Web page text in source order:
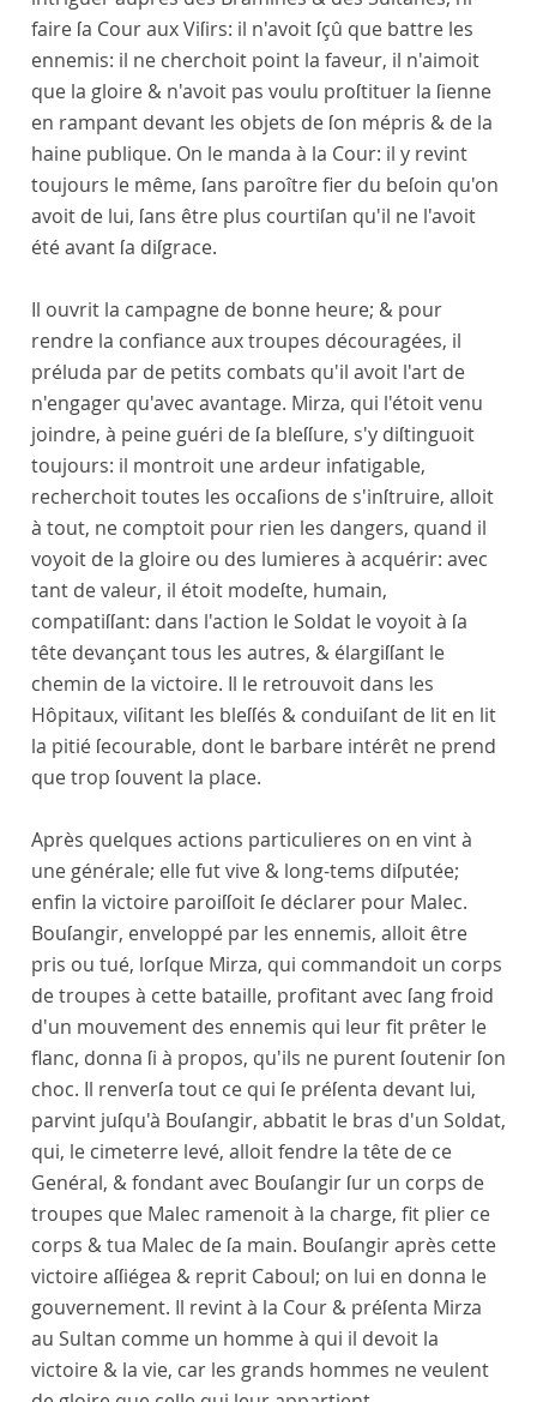
faire ſa Cour aux Viſirs: il n'avoit ſçû que battre les
ennemis: il ne cherchoit point la faveur, il n'aimoit
que la gloire & n'avoit pas voulu proſtituer la ſienne
en rampant devant les objets de ſon mépris & de la
haine publique. On le manda à la Cour: il y revint
toujours le même, ſans paroître fier du beſoin qu'on
avoit de lui, ſans être plus courtiſan qu'il ne l'avoit
été avant ſa diſgrace.
Il ouvrit la campagne de bonne heure; & pour
rendre la confiance aux troupes découragées, il
préluda par de petits combats qu'il avoit l'art de
n'engager qu'avec avantage. Mirza, qui l'étoit venu
joindre, à peine guéri de ſa bleſſure, s'y diſtinguoit
toujours: il montroit une ardeur infatigable,
recherchoit toutes les occaſions de s'inſtruire, alloit
à tout, ne comptoit pour rien les dangers, quand il
voyoit de la gloire ou des lumieres à acquérir: avec
tant de valeur, il étoit modeſte, humain,
compatiſſant: dans l'action le Soldat le voyoit à ſa
tête devançant tous les autres, & élargiſſant le
chemin de la victoire. Il le retrouvoit dans les
Hôpitaux, viſitant les bleſſés & conduiſant de lit en lit
la pitié ſecourable, dont le barbare intérêt ne prend
que trop ſouvent la place.
Après quelques actions particulieres on en vint à
une générale; elle fut vive & long-tems diſputée;
enfin la victoire paroiſſoit ſe déclarer pour Malec.
Bouſangir, enveloppé par les ennemis, alloit être
pris ou tué, lorſque Mirza, qui commandoit un corps
de troupes à cette bataille, profitant avec ſang froid
d'un mouvement des ennemis qui leur fit prêter le
flanc, donna ſi à propos, qu'ils ne purent ſoutenir ſon
choc. Il renverſa tout ce qui ſe préſenta devant lui,
parvint juſqu'à Bouſangir, abbatit le bras d'un Soldat,
qui, le cimeterre levé, alloit fendre la tête de ce
Genéral, & fondant avec Bouſangir ſur un corps de
troupes que Malec ramenoit à la charge, fit plier ce
corps & tua Malec de ſa main. Bouſangir après cette
victoire aſſiégea & reprit Caboul; on lui en donna le
gouvernement. Il revint à la Cour & préſenta Mirza
au Sultan comme un homme à qui il devoit la
victoire & la vie, car les grands hommes ne veulent